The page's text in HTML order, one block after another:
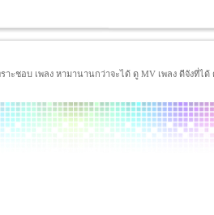
ราะชอบ เพลง หามานานกว่าจะได้ ดู MV เพลง ดีจังที่ไ